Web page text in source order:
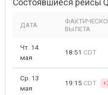
Состоявшиеся рейсы
ДАТА
ВЫЛЕТА
Чт. 14
мая
18:51 CDT
Ср. 13
мая
19:15 CDT